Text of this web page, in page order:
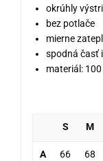
okrúhly
bez potlače
mierne
spodná časť
materiál: 100
S M
A 66 68